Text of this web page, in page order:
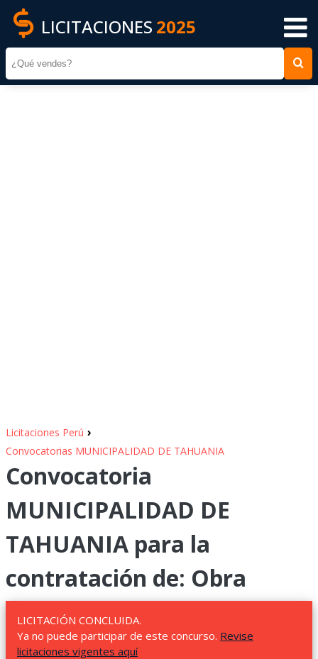
LICITACIONES 2025
Licitaciones Perú ›
Convocatorias MUNICIPALIDAD DE TAHUANIA
Convocatoria
MUNICIPALIDAD DE
TAHUANIA para la
contratación de: Obra
LICITACIÓN CONCLUIDA.
Ya no puede participar de este concurso. Revise
licitaciones vigentes aquí